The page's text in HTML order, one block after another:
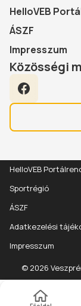
Adatok
HelloVEB
ÁSZF
Impresszum
Közösségi
Facebook
© 2026
HelloVEB
Sportrégió
ÁSZF
Adatkezelési
Impresszum